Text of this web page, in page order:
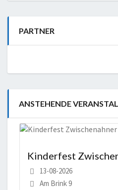
PARTNER
ANSTEHENDE
Kinderfest
13-08-2026
Am Brink 9